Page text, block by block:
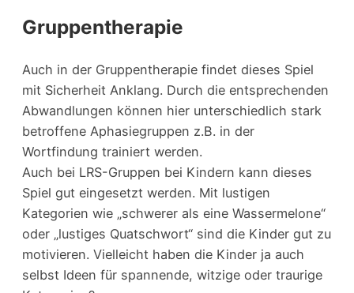
Gruppentherapie
Auch in der Gruppentherapie findet dieses Spiel
mit Sicherheit Anklang. Durch die entsprechenden
Abwandlungen können hier unterschiedlich stark
betroffene Aphasiegruppen z.B. in der
Wortfindung trainiert werden.
Auch bei LRS-Gruppen bei Kindern kann dieses
Spiel gut eingesetzt werden. Mit lustigen
Kategorien wie „schwerer als eine Wassermelone“
oder „lustiges Quatschwort“ sind die Kinder gut zu
motivieren. Vielleicht haben die Kinder ja auch
selbst Ideen für spannende, witzige oder traurige